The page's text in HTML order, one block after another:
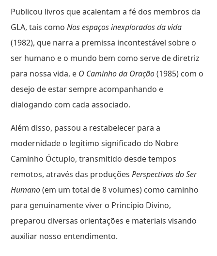
Publicou livros que acalentam a fé dos membros da
GLA, tais comoNos espaços inexplorados da vida
(1982), que narra a premissa incontestável sobre o
ser humano e o mundo bem como serve de diretriz
para nossa vida, e O Caminho da Oração(1985) com o
desejo de estar sempre acompanhando e
dialogando com cada associado.
Além disso, passou a restabelecer para a
modernidade o legítimo significado do Nobre
Caminho Óctuplo, transmitido desde tempos
remotos, através das produçõesPerspectivas do Ser
Humano(em um total de 8 volumes) como caminho
para genuinamente viver o Princípio Divino,
preparou diversas orientações e materiais visando
auxiliar nosso entendimento.